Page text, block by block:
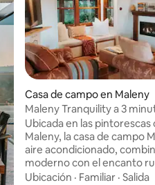
Casa de campo en Maleny
Maleny Tranquility a 3
ciudad
Ubicada en las pintorescas
Maleny, la casa de campo
aire acondicionado,
moderno con el encanto
de exuberantes jardines, la
Ubicación · Familiar · Salida